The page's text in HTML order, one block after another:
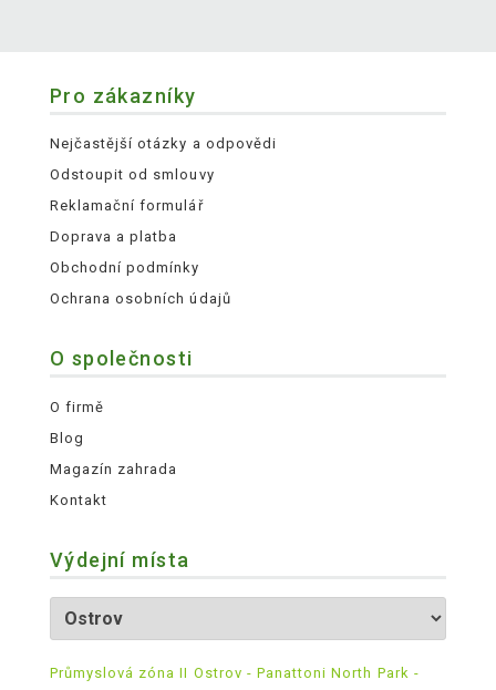
Pro zákazníky
Nejčastější otázky a odpovědi
Odstoupit od smlouvy
Reklamační formulář
Doprava a platba
Obchodní podmínky
Ochrana osobních údajů
O společnosti
O firmě
Blog
Magazín zahrada
Kontakt
Výdejní místa
Průmyslová zóna II Ostrov - Panattoni North Park -